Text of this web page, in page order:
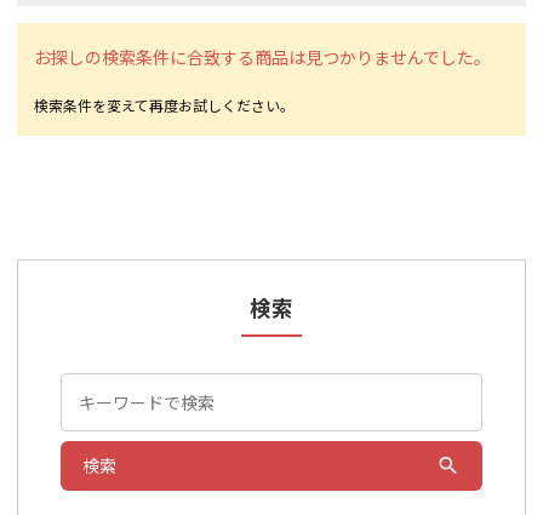
お探しの検索条件に合致する商品は見つかりませんでした。
検索
検索